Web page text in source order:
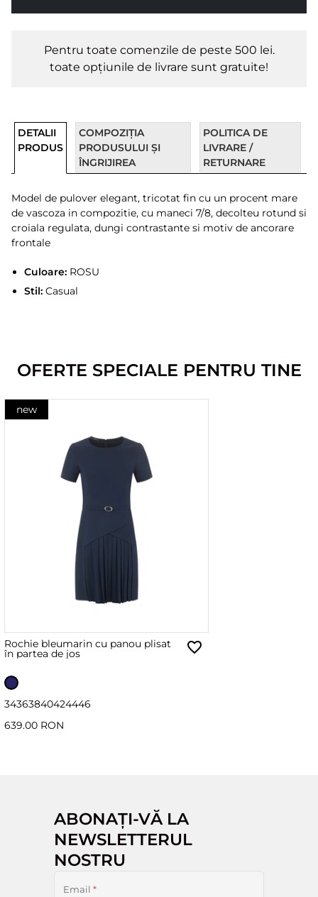
Pentru toate comenzile de peste 500 lei.
toate opțiunile de livrare sunt gratuite!
DETALII
PRODUS
COMPOZIȚIA
PRODUSULUI ȘI
ÎNGRIJIREA
POLITICA DE
LIVRARE /
RETURNARE
Model de pulover elegant, tricotat fin cu un procent mare
de vascoza in compozitie, cu maneci 7/8, decolteu rotund si
croiala regulata, dungi contrastante si motiv de ancorare
frontale
Culoare:ROSU
Stil:Casual
OFERTE SPECIALE PENTRU TINE
new
Rochie bleumarin cu panou plisat
în partea de jos
34363840424446
639.00 RON
ABONAȚI-VĂ LA
NEWSLETTERUL
NOSTRU
Email *